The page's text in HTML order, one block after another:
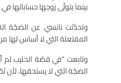
بينما يتولّى زوجها حساباتها
وتحدّثت نانسي عن الضجّة
المفتعلة التي لا أساس لها
وتابعت “في قصّة الحليب لم
الضجّة التي لا يستحقها،